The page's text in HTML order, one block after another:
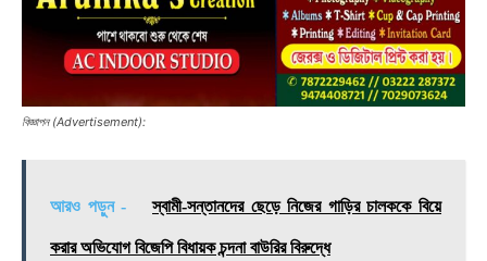
বিজ্ঞাপন (Advertisement):
আরও পড়ুন - স্বামী-সন্তানদের ছেড়ে নিজের গাড়ির চালককে বিয়ে
করার অভিযোগ বিজেপি বিধায়ক চন্দনা বাউরির বিরুদ্ধে